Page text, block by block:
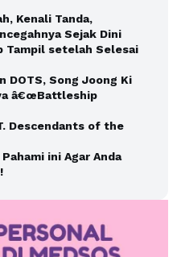
Kenali Tanda,
Sejak Dini
Tampil setelah Selesai
DOTS, Song Joong Ki
â€œBattleship
Descendants of the
ini Agar Anda